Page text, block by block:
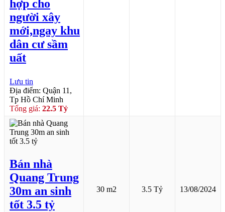
hợp cho
người xây
mới,ngay khu
dân cư sầm
uất
Lưu tin
Địa điểm: Quận 11,
Tp Hồ Chí Minh
Tổng giá: 22.5 Tỷ
Bán nhà
Quang Trung
30m an sinh
tốt 3.5 tỷ
30 m2 3.5 Tỷ 13/08/2024